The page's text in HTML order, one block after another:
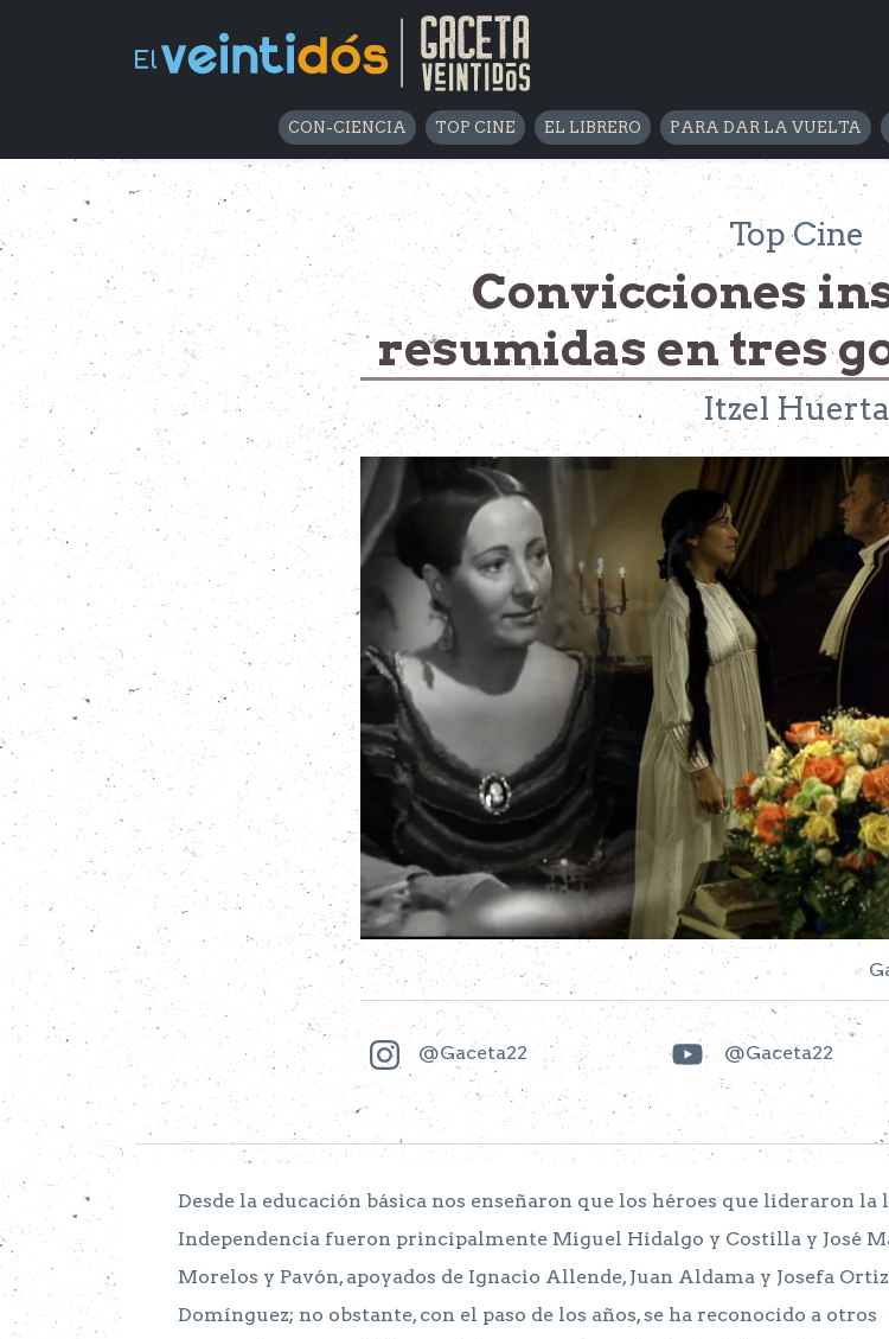
CON-CIENCIA TOP CINE EL LIBRERO PARA DAR LA VUELTA
Top Cine
Convicciones
resumidas en tres
Itzel Huerta
@Gaceta22 @Gaceta22
Desde la educación básica nos enseñaron que los héroes que lideraron la
Independencia fueron principalmente Miguel Hidalgo y Costilla y José
Morelos y Pavón, apoyados de Ignacio Allende, Juan Aldama y Josefa
Domínguez; no obstante, con el paso de los años, se ha reconocido a otros